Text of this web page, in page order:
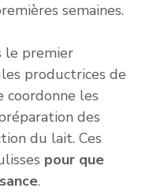
semaines.
le premier
productrices de
coordonne les
des
du lait. Ces
pour que
.